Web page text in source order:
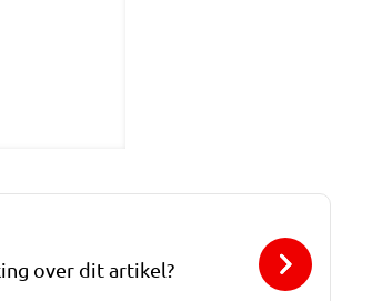
over dit artikel?